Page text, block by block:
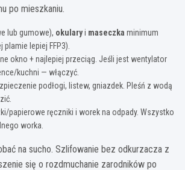
po mieszkaniu.
lub gumowe), okularyi maseczka minimum
plamie lepiej FFP3).
okno + najlepiej przeciąg. Jeśli jest wentylator
kuchni — włączyć.
podłogi, listew, gniazdek. Pleśń z wodą
papierowe ręczniki i worek na odpady. Wszystko
worka.
na sucho. Szlifowanie bez odkurzacza z
się o rozdmuchanie zarodników po